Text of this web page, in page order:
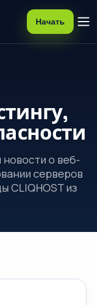
Начать
новости о веб-
серверов
CLIQHOST из